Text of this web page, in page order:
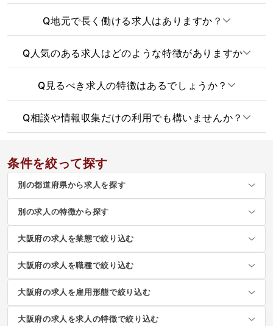
Q地元で長く働ける求人はありますか？
Q 人気のある求人はどのような特徴がありますか
Q 見るべき求人の特徴はあるでしょうか？
Q相談や情報収集だけの利用でも構いませんか？
条件を絞って探す
別の都道府県から求人を探す
別の求人の特徴から探す
大阪府の求人を業態で絞り込む
大阪府の求人を職種で絞り込む
大阪府の求人を雇用形態で絞り込む
大阪府の求人を求人の特徴で絞り込む